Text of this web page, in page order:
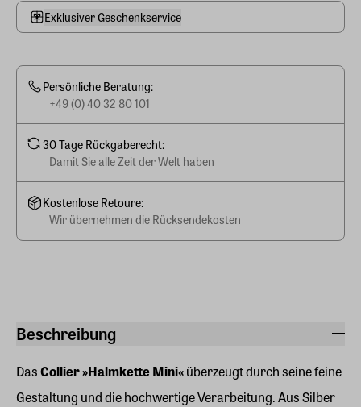
Beschreibung
DasCollier »Halmkette Mini«überzeugt durch seine feine
Gestaltung und die hochwertige Verarbeitung. Aus Silber
Exklusiver Geschenkservice
Persönliche Beratung:
+49 (0) 40 32 80 101
30 Tage Rückgaberecht:
Damit Sie alle Zeit der Welt haben
Kostenlose Retoure:
Wir übernehmen die Rücksendekosten